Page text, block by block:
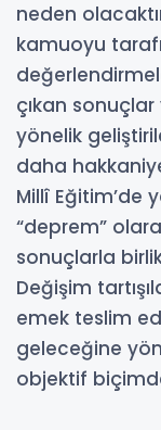
neden
kamuoyu
çıkan
yönelik
daha
Millî Eğitim’de
“deprem”
sonuçlarla
Değişim
emek teslim
geleceğine
objektif